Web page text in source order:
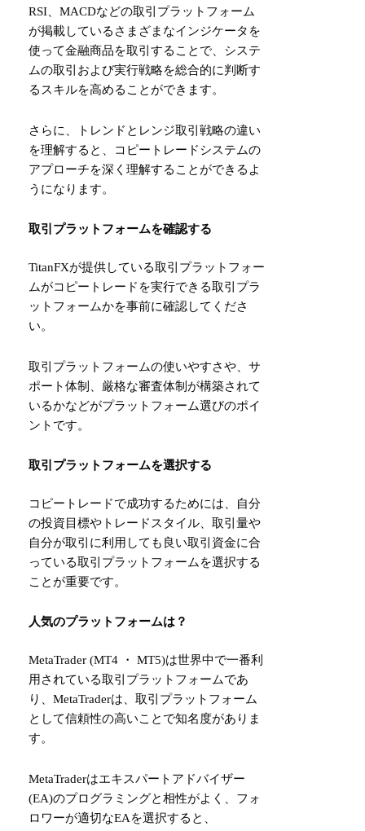
RSI、MACDなどの取引プラットフォーム
が掲載しているさまざまなインジケータを
使って金融商品を取引することで、システ
ムの取引および実行戦略を総合的に判断す
るスキルを高めることができます。
さらに、トレンドとレンジ取引戦略の違い
を理解すると、コピートレードシステムの
アプローチを深く理解することができるよ
うになります。
取引プラットフォームを確認する
TitanFXが提供している取引プラットフォー
ムがコピートレードを実行できる取引プラ
ットフォームかを事前に確認してくださ
い。
取引プラットフォームの使いやすさや、サ
ポート体制、厳格な審査体制が構築されて
いるかなどがプラットフォーム選びのポイ
ントです。
取引プラットフォームを選択する
コピートレードで成功するためには、自分
の投資目標やトレードスタイル、取引量や
自分が取引に利用しても良い取引資金に合
っている取引プラットフォームを選択する
ことが重要です。
人気のプラットフォームは？
MetaTrader (MT4 ・ MT5)は世界中で一番利
用されている取引プラットフォームであ
り、MetaTraderは、取引プラットフォーム
として信頼性の高いことで知名度がありま
す。
MetaTraderはエキスパートアドバイザー
(EA)のプログラミングと相性がよく、フォ
ロワーが適切なEAを選択すると、